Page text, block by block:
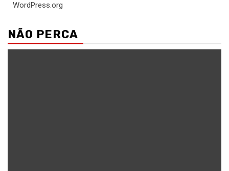
WordPress.org
NÃO PERCA